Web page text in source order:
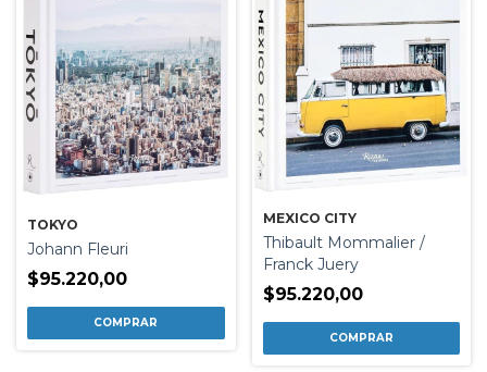
TOKYO
Johann Fleuri
$95.220,00
MEXICO CITY
Thibault Mommalier /
Franck Juery
$95.220,00